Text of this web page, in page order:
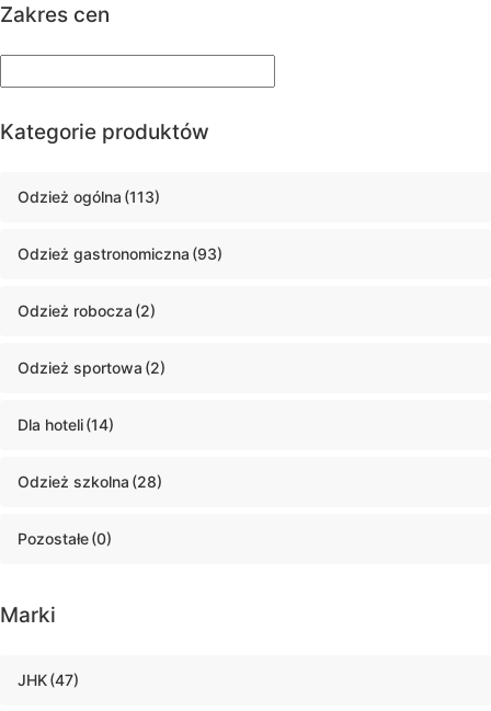
Zakres cen
Kategorie produktów
Odzież ogólna (113)
Odzież gastronomiczna (93)
Odzież robocza (2)
Odzież sportowa (2)
Dla hoteli(14)
Odzież szkolna (28)
Pozostałe(0)
Marki
JHK(47)